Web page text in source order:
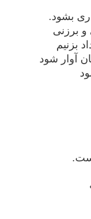
بشود.
و برزنی
بزنیم
آوار شود